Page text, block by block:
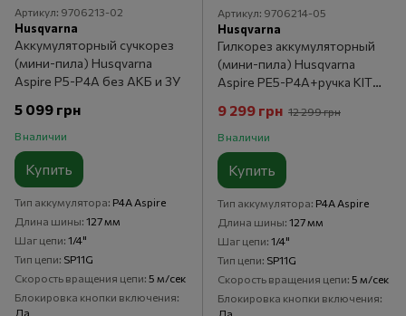
Артикул: 9706213-02
Husqvarna
Аккумуляторный сучкорез
(мини-пила) Husqvarna
Aspire P5-P4A без АКБ и ЗУ
5 099 грн
В наличии
Купить
Тип аккумулятора P4A Aspire
Длина шины 127 мм
Шаг цепи 1/4"
Тип цепи SP11G
Скорость вращения цепи 5 м/сек
Блокировка кнопки включения
Да
Артикул: 9706214-05
Husqvarna
Гилкорез аккумуляторный
(мини-пила) Husqvarna
Aspire PE5-P4A+ручка KIT
9 299 грн 12 299 грн
В наличии
Купить
Тип аккумулятора P4A Aspire
Длина шины 127 мм
Шаг цепи 1/4"
Тип цепи SP11G
Скорость вращения цепи 5 м/сек
Блокировка кнопки включения
Да